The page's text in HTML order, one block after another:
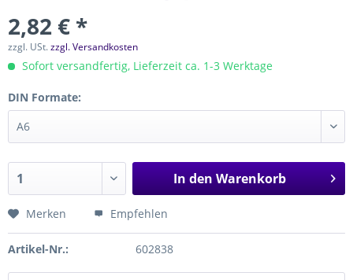
2,82 € *
zzgl. USt.zzgl. Versandkosten
Sofort versandfertig, Lieferzeit ca. 1-3 Werktage
DIN Formate:
In den Warenkorb
Merken Empfehlen
Artikel-Nr.: 602838